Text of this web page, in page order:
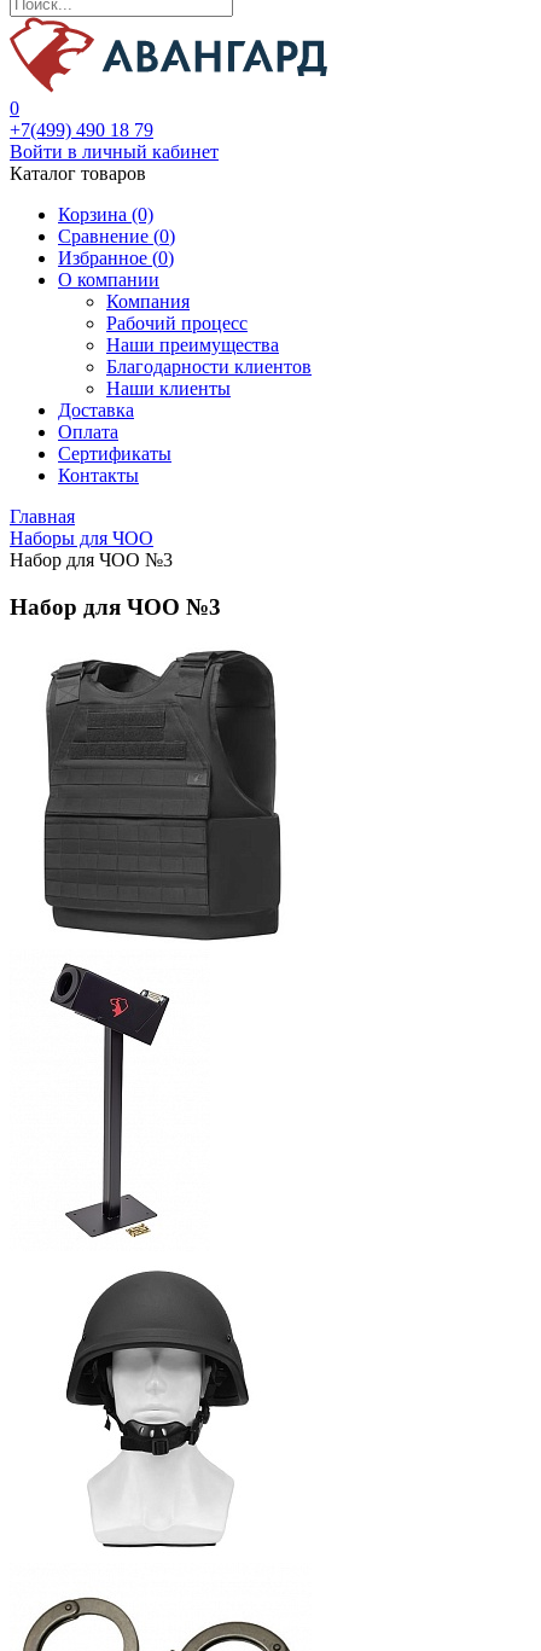
0
+7(499) 490 18 79
Войти в личный кабинет
Каталог товаров
Корзина (0)
Сравнение (0)
Избранное (0)
О компании
Компания
Рабочий процесс
Наши преимущества
Благодарности клиентов
Наши клиенты
Доставка
Оплата
Сертификаты
Контакты
Главная
Наборы для ЧОО
Набор для ЧОО №3
Набор для ЧОО №3